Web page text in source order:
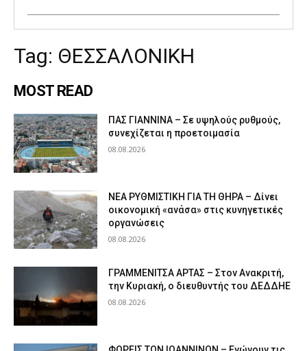
Tag: ΘΕΣΣΑΛΟΝΙΚΗ
MOST READ
ΠΑΣ ΓΙΑΝΝΙΝΑ – Σε υψηλούς ρυθμούς,
συνεχίζεται η προετοιμασία
08.08.2026
ΝΕΑ ΡΥΘΜΙΣΤΙΚΗ ΓΙΑ ΤΗ ΘΗΡΑ – Δίνει
οικονομική «ανάσα» στις κυνηγετικές
οργανώσεις
08.08.2026
ΓΡΑΜΜΕΝΙΤΣΑ ΑΡΤΑΣ – Στον Ανακριτή,
την Κυριακή, ο διευθυντής του ΔΕΔΔΗΕ
08.08.2026